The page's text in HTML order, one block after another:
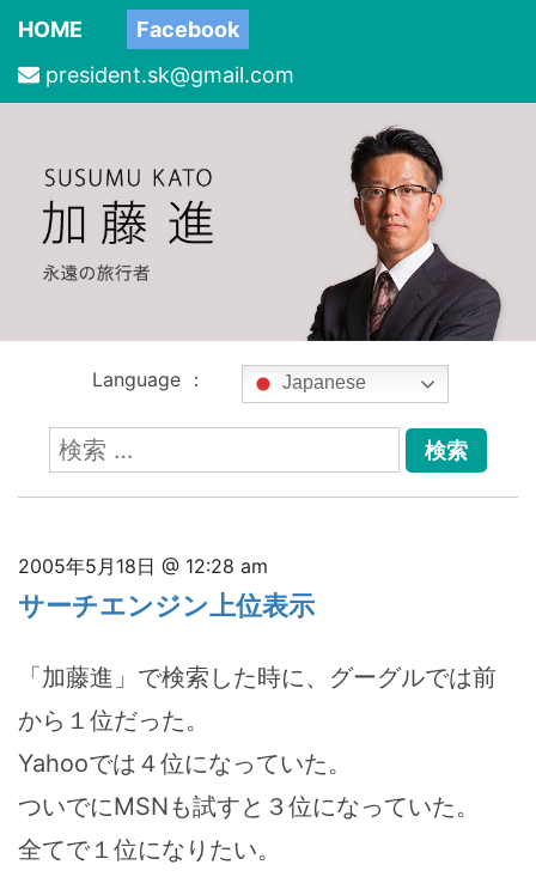
HOME
Facebook
president.sk@gmail.com
Language ： Japanese
検
索:
2005年5月18日 @ 12:28 am
サーチエンジン上位表示
「加藤進」で検索した時に、グーグルでは前
から１位だった。
Yahooでは４位になっていた。
ついでにMSNも試すと３位になっていた。
全てで１位になりたい。